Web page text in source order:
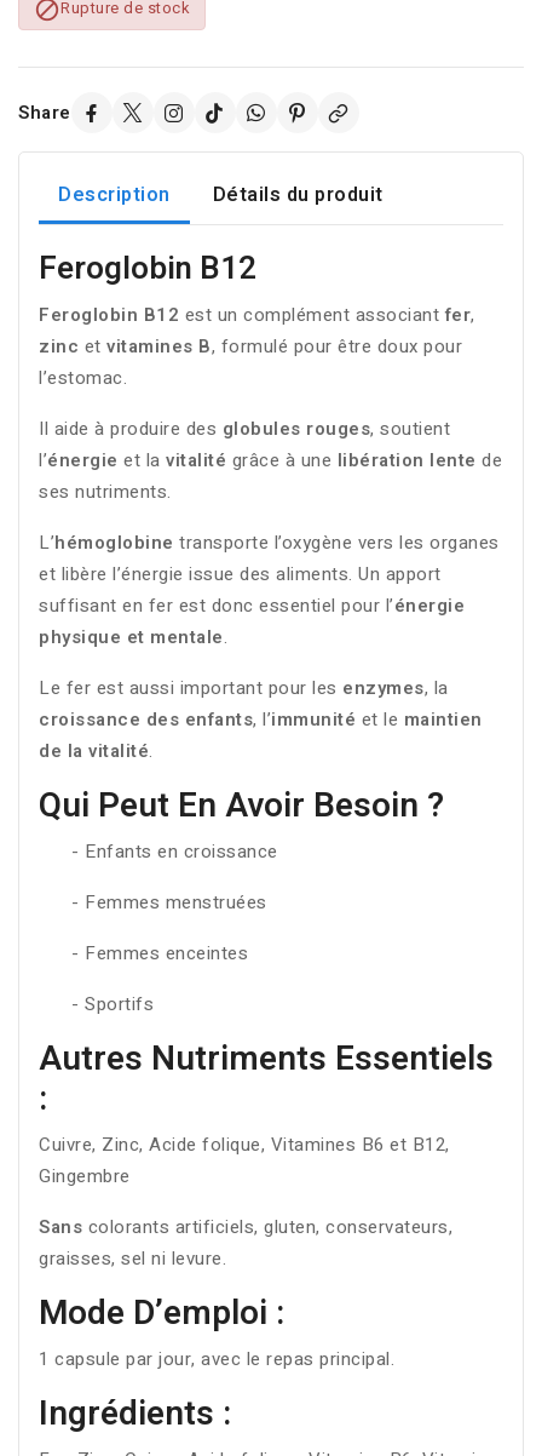
Rupture de stock
Share
Description Détails du produit
Feroglobin B12
Feroglobin B12 est un complément associantfer,
zinc et vitamines B, formulé pour être doux pour
l’estomac.
Il aide à produire des globules rouges, soutient
l’énergie et la vitalité grâce à une libération lente de
ses nutriments.
L’hémoglobine transporte l’oxygène vers les organes
et libère l’énergie issue des aliments. Un apport
suffisant en fer est donc essentiel pour l’énergie
physique et mentale.
Le fer est aussi important pour les enzymes, la
croissance des enfants, l’immunité et le maintien
de la vitalité.
Qui Peut En Avoir Besoin ?
- Enfants en croissance
- Femmes menstruées
- Femmes enceintes
- Sportifs
Autres Nutriments Essentiels
:
Cuivre, Zinc, Acide folique, Vitamines B6 et B12,
Gingembre
Sans colorants artificiels, gluten, conservateurs,
graisses, sel ni levure.
Mode D’emploi :
1 capsule par jour, avec le repas principal.
Ingrédients :